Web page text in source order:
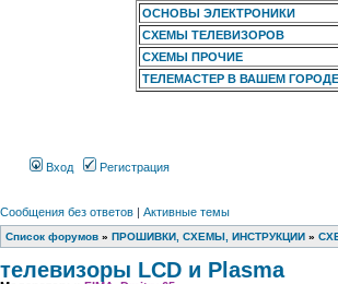
ОСНОВЫ ЭЛЕКТРОНИКИ
СХЕМЫ ТЕЛЕВИЗОРОВ
СХЕМЫ ПРОЧИЕ
ТЕЛЕМАСТЕР В ВАШЕМ ГОРОДЕ
Вход Регистрация
Сообщения без ответов | Активные темы
Список форумов » ПРОШИВКИ, СХЕМЫ, ИНСТРУКЦИИ »
телевизоры LCD и Plasma